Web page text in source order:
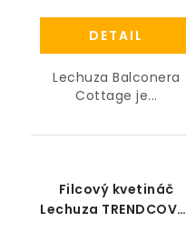
DETAIL
Lechuza Balconera
Cottage je...
Filcový kvetináč
Lechuza TRENDCOVER